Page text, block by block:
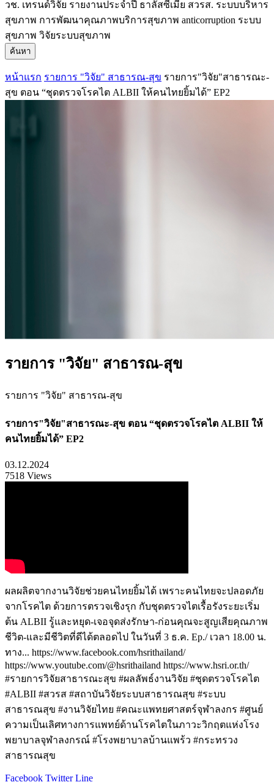
วช. เทรนด์วิจัย รายงานประจำปี ธาลัสซีเมีย สวรส. ระบบบริหาร
สุขภาพ การพัฒนาคุณภาพบริการสุขภาพ anticorruption ระบบ
สุขภาพ วิจัยระบบสุขภาพ
ค้นหา
หน้าแรก รายการ "วิจัย" สาธารณ-สุข รายการ"วิจัย"สาธารณะ-
สุข ตอน “ชุดตรวจโรคไต ALBII ให้คนไทยยิ้มได้” EP2
รายการ "วิจัย" สาธารณ-สุข
รายการ "วิจัย" สาธารณ-สุข
รายการ"วิจัย"สาธารณะ-สุข ตอน “ชุดตรวจโรคไต ALBII ให้
คนไทยยิ้มได้” EP2
03.12.2024
7518 Views
ผลผลิตจากงานวิจัยช่วยคนไทยยิ้มได้ เพราะคนไทยจะปลอดภัย
จากโรคไต ด้วยการตรวจเชิงรุก กับชุดตรวจไตเรื้อรังระยะเริ่ม
ต้น ALBII รู้และหยุด-เจอจุดส่งรักษา-ก่อนคุณจะสูญเสียคุณภาพ
ชีวิต-และมีชีวิตที่ดีได้ตลอดไป ในวันที่ 3 ธ.ค. Ep./ เวลา 18.00 น.
ทาง... https://www.facebook.com/hsrithailand/
https://www.youtube.com/@hsrithailand https://www.hsri.or.th/
#รายการวิจัยสาธารณะสุข #ผลลัพธ์งานวิจัย #ชุดตรวจโรคไต
#ALBII #สวรส #สถาบันวิจัยระบบสาธารณสุข #ระบบ
สาธารณสุข #งานวิจัยไทย #คณะแพทยศาสตร์จุฬาลงกร #ศูนย์
ความเป็นเลิศทางการแพทย์ด้านโรคไตในภาวะวิกฤตแห่งโรง
พยาบาลจุฬาลงกรณ์ #โรงพยาบาลบ้านแพร้ว #กระทรวง
สาธารณสุข
Facebook Twitter Line